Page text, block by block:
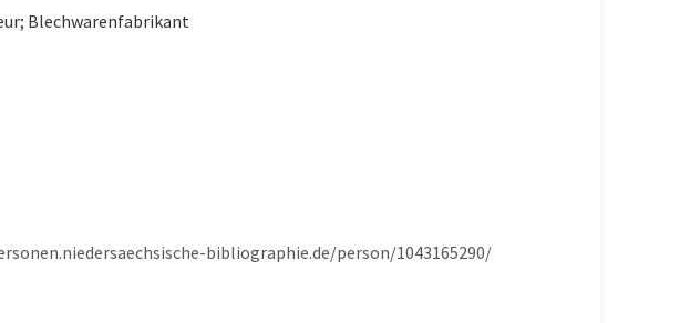
Blechwarenfabrikant
bibliographie.de/person/1043165290/